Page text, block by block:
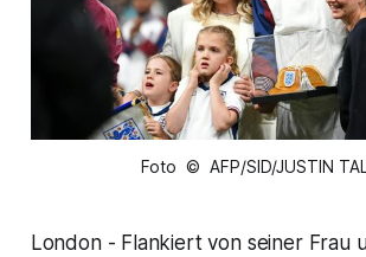
Foto © AFP/SID/JUSTIN
London - Flankiert von seiner Frau